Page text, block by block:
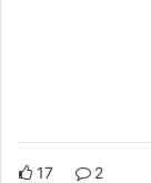
17 2